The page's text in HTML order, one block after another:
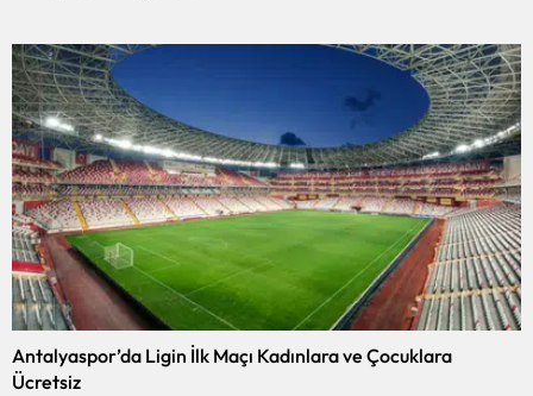
Antalyaspor’da Ligin İlk Maçı Kadınlara ve Çocuklara
Ücretsiz